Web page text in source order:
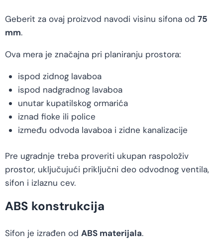
Geberit za ovaj proizvod navodi visinu sifona od 75
mm.
Ova mera je značajna pri planiranju prostora:
ispod zidnog lavaboa
ispod nadgradnog lavaboa
unutar kupatilskog ormarića
iznad fioke ili police
između odvoda lavaboa i zidne kanalizacije
Pre ugradnje treba proveriti ukupan raspoloživ
prostor, uključujući priključni deo odvodnog ventila,
sifon i izlaznu cev.
ABS konstrukcija
Sifon je izrađen od ABS materijala.